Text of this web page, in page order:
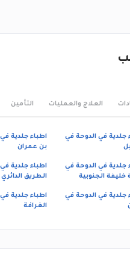
العلاج والعمليات التأمين
جلدية في الدوحة في
اطباء جلدية
بن عمران
جلدية في الدوحة في
خليفة الجنوبية
اطباء جلدية
الطريق الدائري
جلدية في الدوحة في
اطباء جلدية
الغرافة